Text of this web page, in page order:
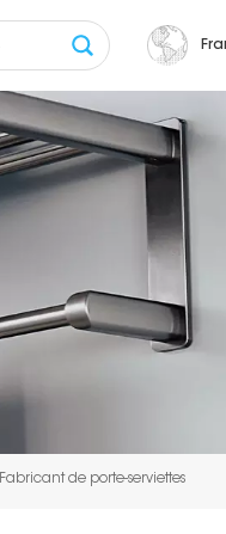
English
français
русский
español
Fabricant de porte-serviettes